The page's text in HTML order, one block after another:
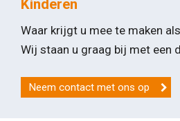
Kinderen
Waar krijgt u mee te maken
Wij staan u graag bij met een
Neem contact met ons op